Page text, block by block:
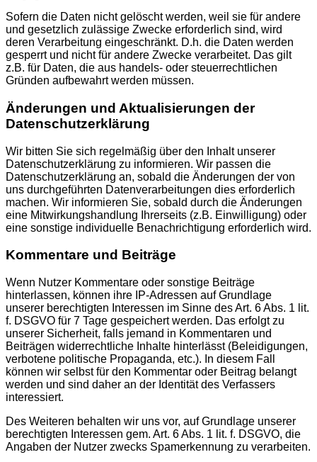
Sofern die Daten nicht gelöscht werden, weil sie für andere
und gesetzlich zulässige Zwecke erforderlich sind, wird
deren Verarbeitung eingeschränkt. D.h. die Daten werden
gesperrt und nicht für andere Zwecke verarbeitet. Das gilt
z.B. für Daten, die aus handels- oder steuerrechtlichen
Gründen aufbewahrt werden müssen.
Änderungen und Aktualisierungen der
Datenschutzerklärung
Wir bitten Sie sich regelmäßig über den Inhalt unserer
Datenschutzerklärung zu informieren. Wir passen die
Datenschutzerklärung an, sobald die Änderungen der von
uns durchgeführten Datenverarbeitungen dies erforderlich
machen. Wir informieren Sie, sobald durch die Änderungen
eine Mitwirkungshandlung Ihrerseits (z.B. Einwilligung) oder
eine sonstige individuelle Benachrichtigung erforderlich wird.
Kommentare und Beiträge
Wenn Nutzer Kommentare oder sonstige Beiträge
hinterlassen, können ihre IP-Adressen auf Grundlage
unserer berechtigten Interessen im Sinne des Art. 6 Abs. 1 lit.
f. DSGVO für 7 Tage gespeichert werden. Das erfolgt zu
unserer Sicherheit, falls jemand in Kommentaren und
Beiträgen widerrechtliche Inhalte hinterlässt (Beleidigungen,
verbotene politische Propaganda, etc.). In diesem Fall
können wir selbst für den Kommentar oder Beitrag belangt
werden und sind daher an der Identität des Verfassers
interessiert.
Des Weiteren behalten wir uns vor, auf Grundlage unserer
berechtigten Interessen gem. Art. 6 Abs. 1 lit. f. DSGVO, die
Angaben der Nutzer zwecks Spamerkennung zu verarbeiten.